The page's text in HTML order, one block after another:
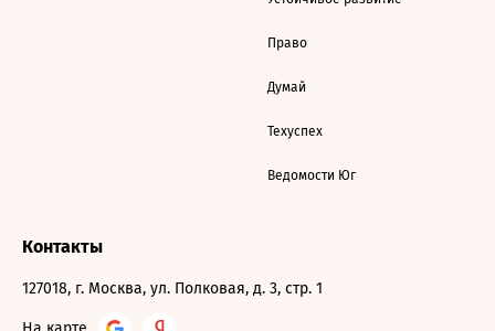
Право
Думай
Техуспех
Ведомости Юг
Контакты
127018, г. Москва, ул. Полковая, д. 3, стр. 1